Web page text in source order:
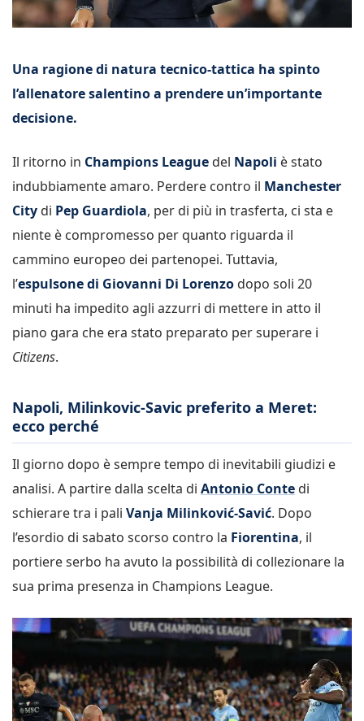
Una ragione di natura tecnico-tattica ha spinto
l’allenatore salentino a prendere un’importante
decisione.
Il ritorno in Champions League del Napoli è stato
indubbiamente amaro. Perdere contro il Manchester
City di Pep Guardiola, per di più in trasferta, ci sta e
niente è compromesso per quanto riguarda il
cammino europeo dei partenopei. Tuttavia,
l’espulsone di Giovanni Di Lorenzo dopo soli 20
minuti ha impedito agli azzurri di mettere in atto il
piano gara che era stato preparato per superare i
Citizens.
Napoli, Milinkovic-Savic preferito a Meret:
ecco perché
Il giorno dopo è sempre tempo di inevitabili giudizi e
analisi. A partire dalla scelta di Antonio Conte di
schierare tra i pali Vanja Milinković-Savić. Dopo
l’esordio di sabato scorso contro la Fiorentina, il
portiere serbo ha avuto la possibilità di collezionare la
sua prima presenza in Champions League.